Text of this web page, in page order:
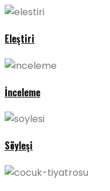
Eleştiri
İnceleme
Söyleşi